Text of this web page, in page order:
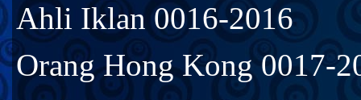
Ahli Iklan 0016-2016
Orang Hong Kong 0017-